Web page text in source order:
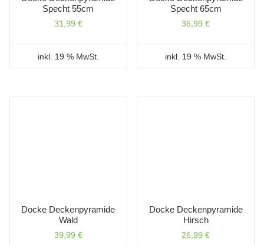
Specht 55cm
31,99 €
inkl. 19 % MwSt.
Specht 65cm
36,99€
inkl. 19 % MwSt.
Docke Deckenpyramide
Wald
39,99 €
Docke Deckenpyramide
Hirsch
26,99€